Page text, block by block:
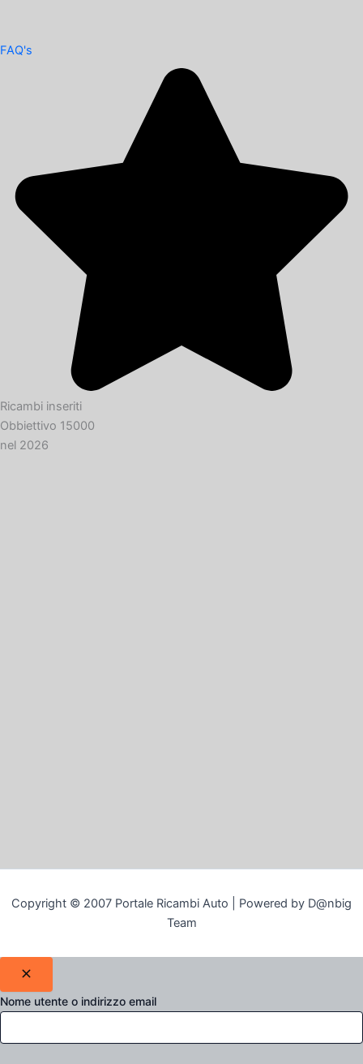
FAQ's
Ricambi inseriti
Obbiettivo 15000
nel 2026
Copyright © 2007 Portale Ricambi Auto | Powered by D@nbig
Team
Nome utente o indirizzo email